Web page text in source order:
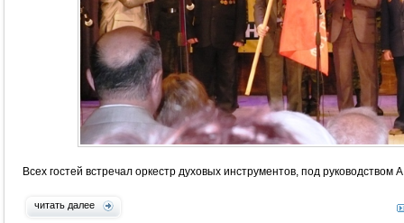
Всех гостей встречал оркестр духовых инструментов, под руководством
читать далее